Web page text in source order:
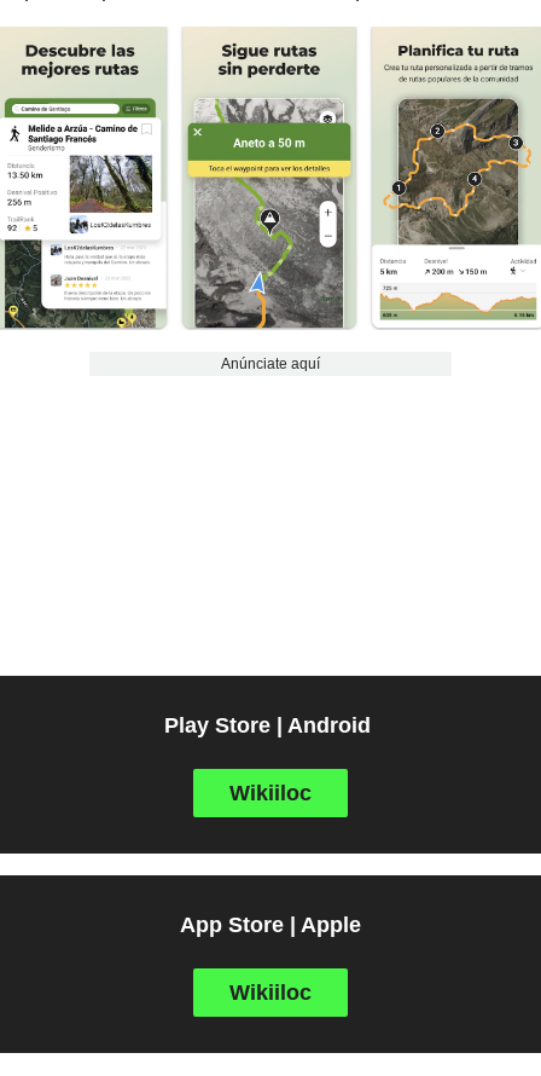
Anúnciate aquí
Play Store | Android
Wikiiloc
App Store | Apple
Wikiiloc